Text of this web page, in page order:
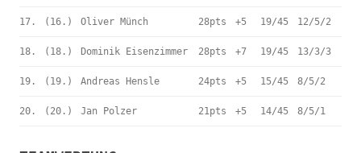
17. (16.) Oliver Münch 28pts +5 19/45 12/5/2
18. (18.) Dominik Eisenzimmer 28pts +7 19/45 13/3/3
19. (19.) Andreas Hensle 24pts +5 15/45 8/5/2
20. (20.) Jan Polzer 21pts +5 14/45 8/5/1